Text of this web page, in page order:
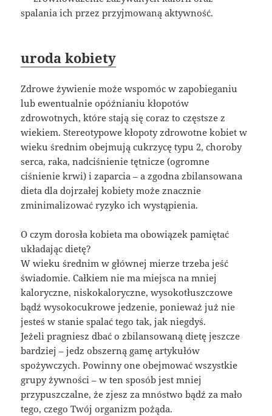
spalania ich przez przyjmowaną aktywność.
uroda kobiety
Zdrowe żywienie może wspomóc w zapobieganiu
lub ewentualnie opóźnianiu kłopotów
zdrowotnych, które stają się coraz to częstsze z
wiekiem. Stereotypowe kłopoty zdrowotne kobiet w
wieku średnim obejmują cukrzycę typu 2, choroby
serca, raka, nadciśnienie tętnicze (ogromne
ciśnienie krwi) i zaparcia – a zgodna zbilansowana
dieta dla dojrzałej kobiety może znacznie
zminimalizować ryzyko ich wystąpienia.
O czym dorosła kobieta ma obowiązek pamiętać
układając dietę?
W wieku średnim w głównej mierze trzeba jeść
świadomie. Całkiem nie ma miejsca na mniej
kaloryczne, niskokaloryczne, wysokotłuszczowe
bądź wysokocukrowe jedzenie, ponieważ już nie
jesteś w stanie spalać tego tak, jak niegdyś.
Jeżeli pragniesz dbać o zbilansowaną dietę jeszcze
bardziej – jedz obszerną gamę artykułów
spożywczych. Powinny one obejmować wszystkie
grupy żywności – w ten sposób jest mniej
przypuszczalne, że zjesz za mnóstwo bądź za mało
tego, czego Twój organizm pożąda.